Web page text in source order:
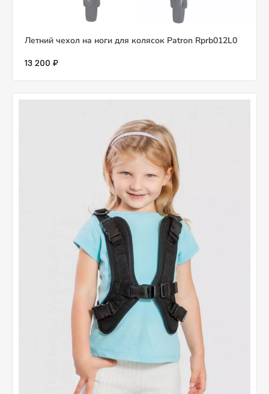
Летний чехол на ноги для колясок Patron Rprb012L0
13 200 ₽